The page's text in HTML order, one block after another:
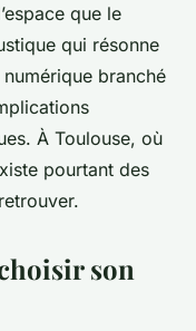
que le
qui résonne
branché
À Toulouse, où
pourtant des
son